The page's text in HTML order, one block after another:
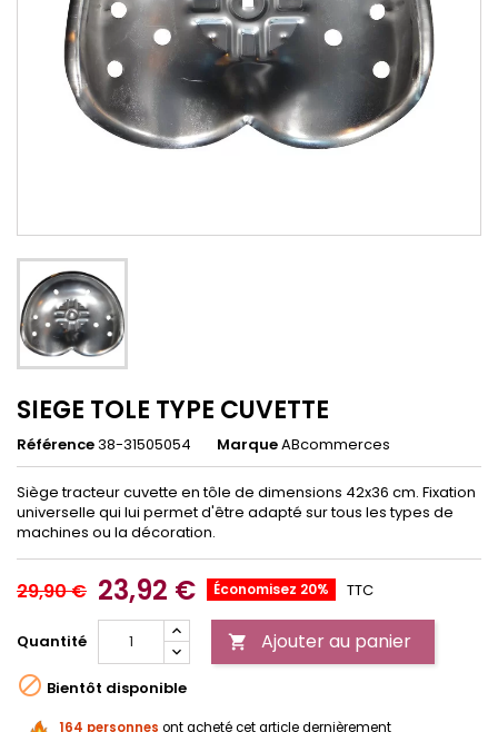
SIEGE TOLE TYPE CUVETTE
Référence38-31505054 MarqueABcommerces
Siège tracteur cuvette en tôle de dimensions 42x36 cm. Fixation
universelle qui lui permet d'être adapté sur tous les types de
machines ou la décoration.
29,90 € 23,92 € Économisez 20% TTC
Quantité  Ajouter au panier
 Bientôt disponible
164 personnes ont acheté cet article dernièrement